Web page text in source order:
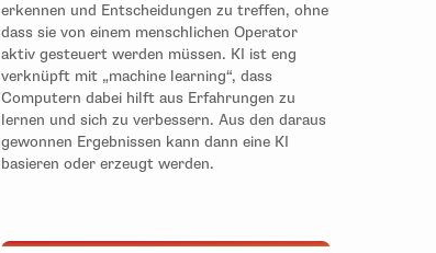
erkennen und Entscheidungen zu treffen, ohne
dass sie von einem menschlichen Operator
aktiv gesteuert werden müssen. KI ist eng
verknüpft mit „machine learning“, dass
Computern dabei hilft aus Erfahrungen zu
lernen und sich zu verbessern. Aus den daraus
gewonnen Ergebnissen kann dann eine KI
basieren oder erzeugt werden.